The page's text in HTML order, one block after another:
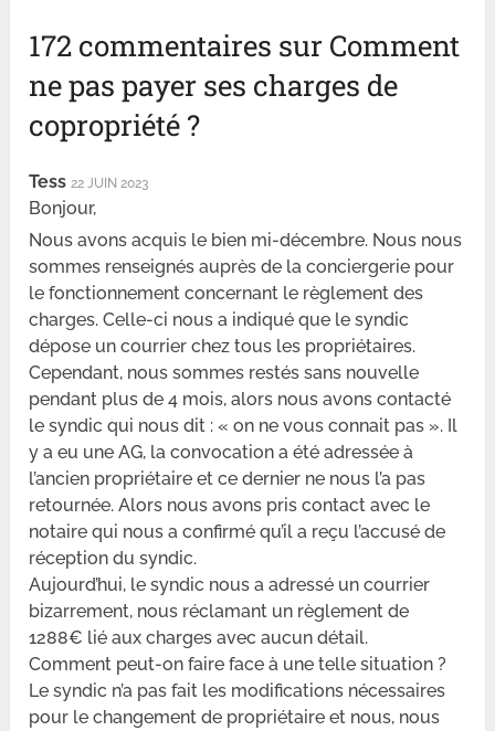
172 commentaires sur Comment
ne pas payer ses charges de
copropriété ?
Tess 22 JUIN 2023
Bonjour,
Nous avons acquis le bien mi-décembre. Nous nous
sommes renseignés auprès de la conciergerie pour
le fonctionnement concernant le règlement des
charges. Celle-ci nous a indiqué que le syndic
dépose un courrier chez tous les propriétaires.
Cependant, nous sommes restés sans nouvelle
pendant plus de 4 mois, alors nous avons contacté
le syndic qui nous dit : « on ne vous connait pas ». Il
y a eu une AG, la convocation a été adressée à
l’ancien propriétaire et ce dernier ne nous l’a pas
retournée. Alors nous avons pris contact avec le
notaire qui nous a confirmé qu’il a reçu l’accusé de
réception du syndic.
Aujourd’hui, le syndic nous a adressé un courrier
bizarrement, nous réclamant un règlement de
1288€ lié aux charges avec aucun détail.
Comment peut-on faire face à une telle situation ?
Le syndic n’a pas fait les modifications nécessaires
pour le changement de propriétaire et nous, nous